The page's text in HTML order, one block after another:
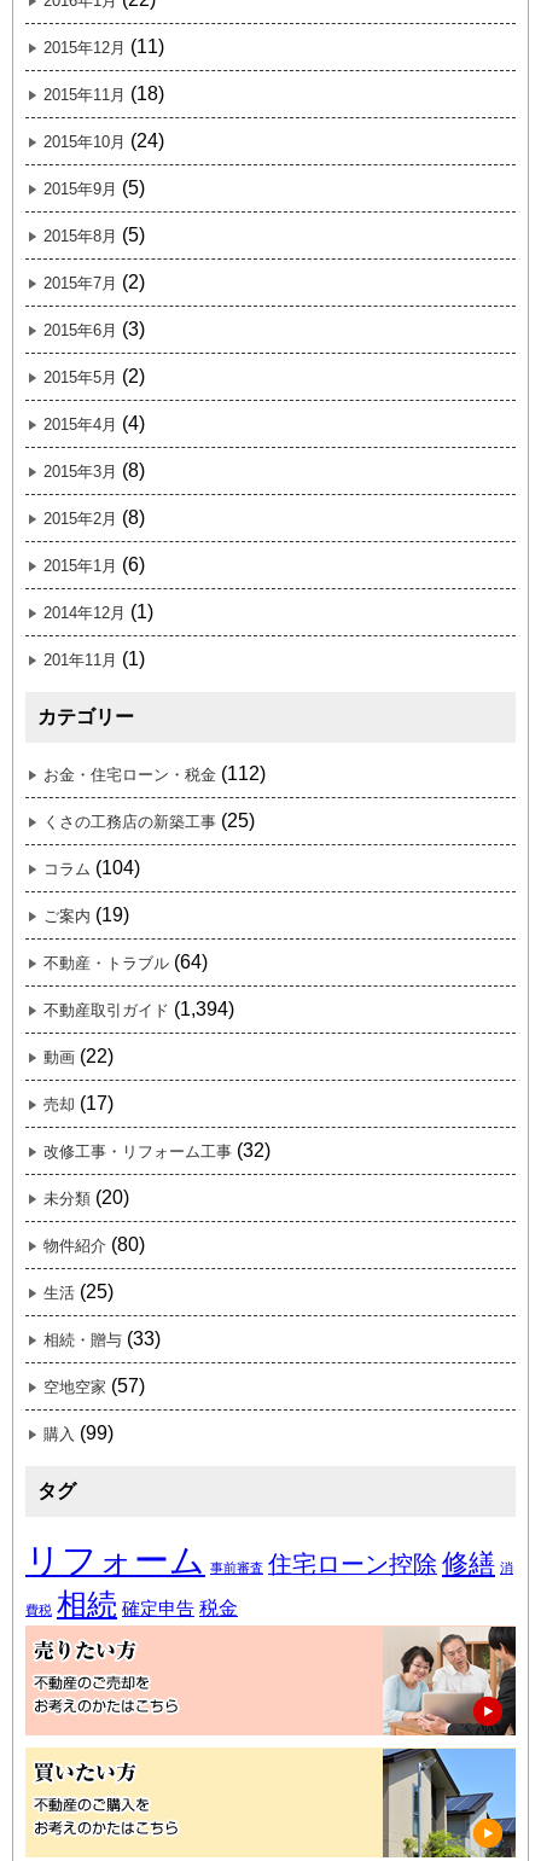
2015年12月 (11)
2015年11月 (18)
2015年10月 (24)
2015年9月 (5)
2015年8月 (5)
2015年7月 (2)
2015年6月 (3)
2015年5月 (2)
2015年4月 (4)
2015年3月 (8)
2015年2月 (8)
2015年1月 (6)
2014年12月 (1)
201年11月 (1)
カテゴリー
お金・住宅ローン・税金 (112)
くさの工務店の新築工事 (25)
コラム (104)
ご案内 (19)
不動産・トラブル (64)
不動産取引ガイド (1,394)
動画 (22)
売却 (17)
改修工事・リフォーム工事 (32)
未分類 (20)
物件紹介 (80)
生活 (25)
相続・贈与 (33)
空地空家 (57)
購入 (99)
タグ
リフォーム 事前審査 住宅ローン控除 修繕 消
費税 相続 確定申告 税金